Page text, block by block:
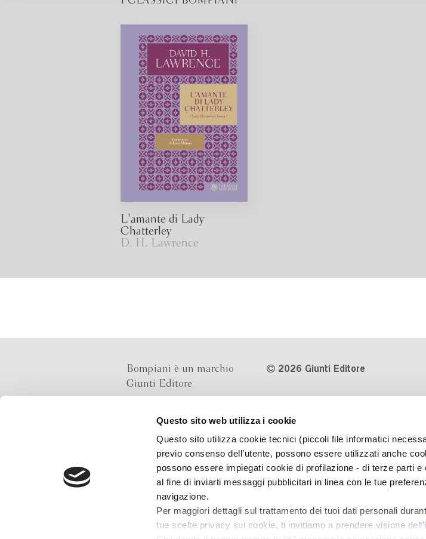
Questo sito web utilizza i cookie
Questo sito utilizza cookie tecnici (piccoli file informatici
previo consenso dell’utente, possono essere utilizzati anche
possono essere impiegati cookie di profilazione - di terze parti
al fine di inviarti messaggi pubblicitari in linea con le tue
navigazione.
Per maggiori dettagli sul trattamento dei tuoi dati personali
tue scelte privacy sui cookie, ti invitiamo a prendere visione dell’
L'amante di Lady
Chatterley
D. H. Lawrence
Bompiani è un marchio
Giunti Editore
Via Bolognese 165,
50139 Firenze
Via G.B.Pirelli 30,
20124 Milano
2026 Giunti Editore
Numero d'iscrizione al Registro
Imprese di Milano REA 1327444
Informativa sulla privacy